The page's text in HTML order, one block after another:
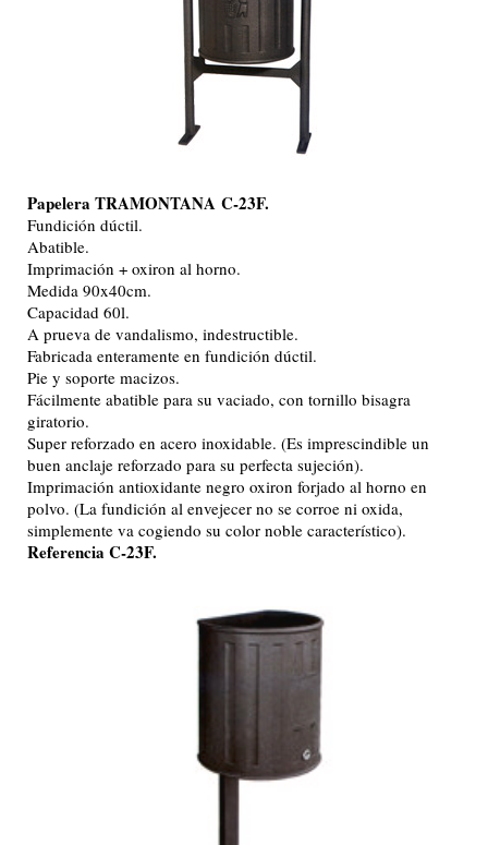
Papelera TRAMONTANA C-23F.
Fundición dúctil.
Abatible.
Imprimación + oxiron al horno.
Medida 90x40cm.
Capacidad 60l.
A prueva de vandalismo, indestructible.
Fabricada enteramente en fundición dúctil.
Pie y soporte macizos.
Fácilmente abatible para su vaciado, con tornillo bisagra
giratorio.
Super reforzado en acero inoxidable. (Es imprescindible un
buen anclaje reforzado para su perfecta sujeción).
Imprimación antioxidante negro oxiron forjado al horno en
polvo. (La fundición al envejecer no se corroe ni oxida,
simplemente va cogiendo su color noble característico).
Referencia C-23F.